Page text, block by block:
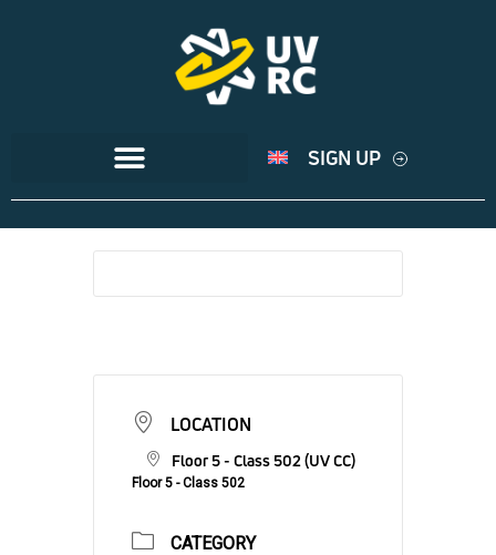
SIGN UP
LOCATION
Floor 5 - Class 502 (UV CC)
Floor 5 - Class 502
CATEGORY